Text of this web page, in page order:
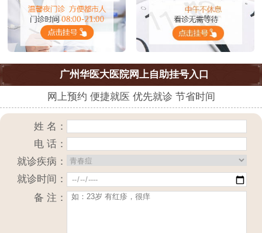
广州华医大医院网上自助挂号入口
网上预约 便捷就医 优先就诊 节省时间
姓 名：
电 话：
就诊疾病：
就诊时间：
备 注：